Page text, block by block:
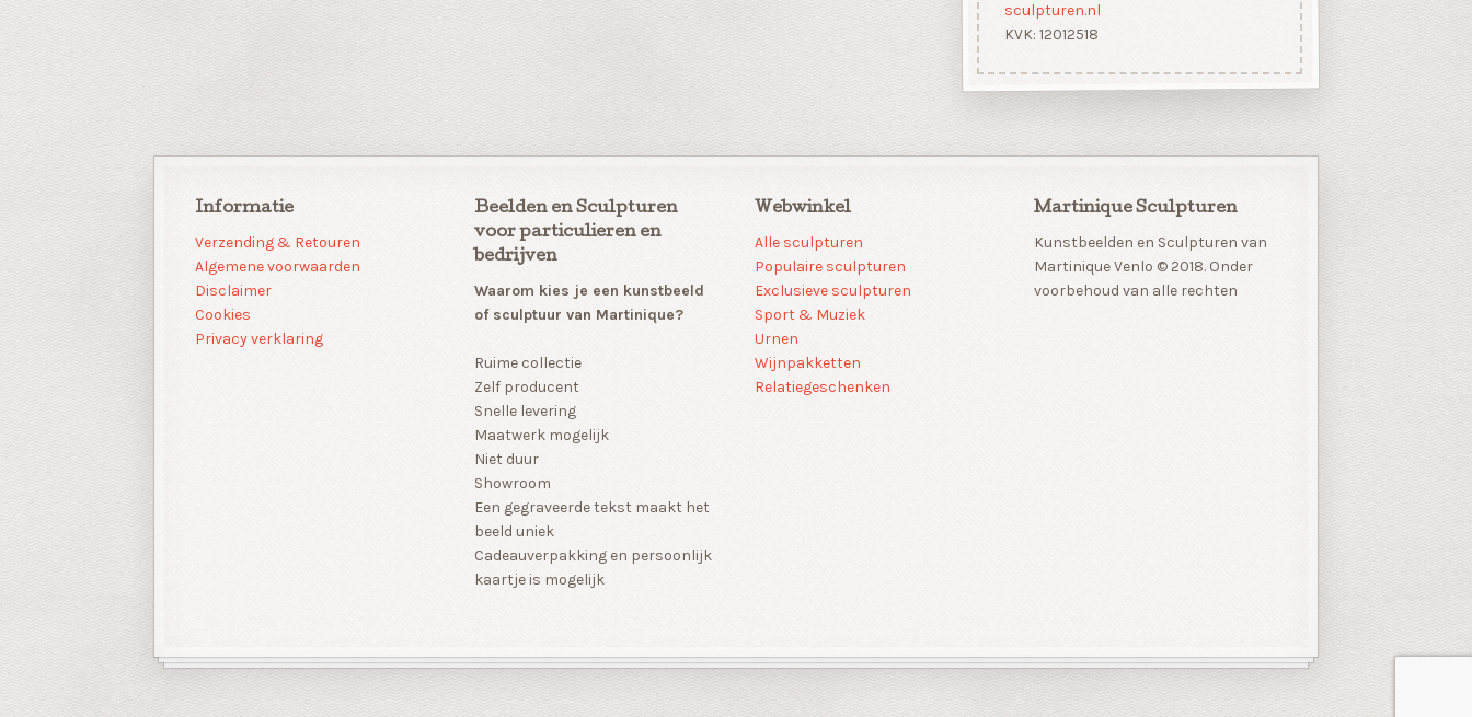
sculpturen.nl
KVK: 12012518
Informatie
Verzending & Retouren
Algemene voorwaarden
Disclaimer
Cookies
Privacy verklaring
Beelden en Sculpturen
voor particulieren en
bedrijven
Waarom kies je een kunstbeeld
of sculptuur van Martinique?
Ruime collectie
Zelf producent
Snelle levering
Maatwerk mogelijk
Niet duur
Showroom
Een gegraveerde tekst maakt het
beeld uniek
Cadeauverpakking en persoonlijk
kaartje is mogelijk
Webwinkel
Alle sculpturen
Populaire sculpturen
Exclusieve sculpturen
Sport & Muziek
Urnen
Wijnpakketten
Relatiegeschenken
Martinique Sculpturen
Kunstbeelden en Sculpturen van
Martinique Venlo © 2018. Onder
voorbehoud van alle rechten